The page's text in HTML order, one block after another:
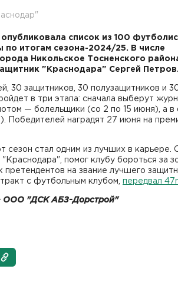
список из 100
итогам сезона-2024/25. В числе
Никольское Тосненского
"Краснодара" Сергей Петров.
30 защитников, 30 полузащитников и
в три этапа: сначала выберут
— болельщики (со 2 по 15 июня), а в
Победителей наградят 27 июня на
сезон стал одним из лучших в карьере.
помог клубу бороться за
претендентов на звание лучшего
с футбольным клубом, передвал
ООО "ДСК АБЗ-Дорстрой"